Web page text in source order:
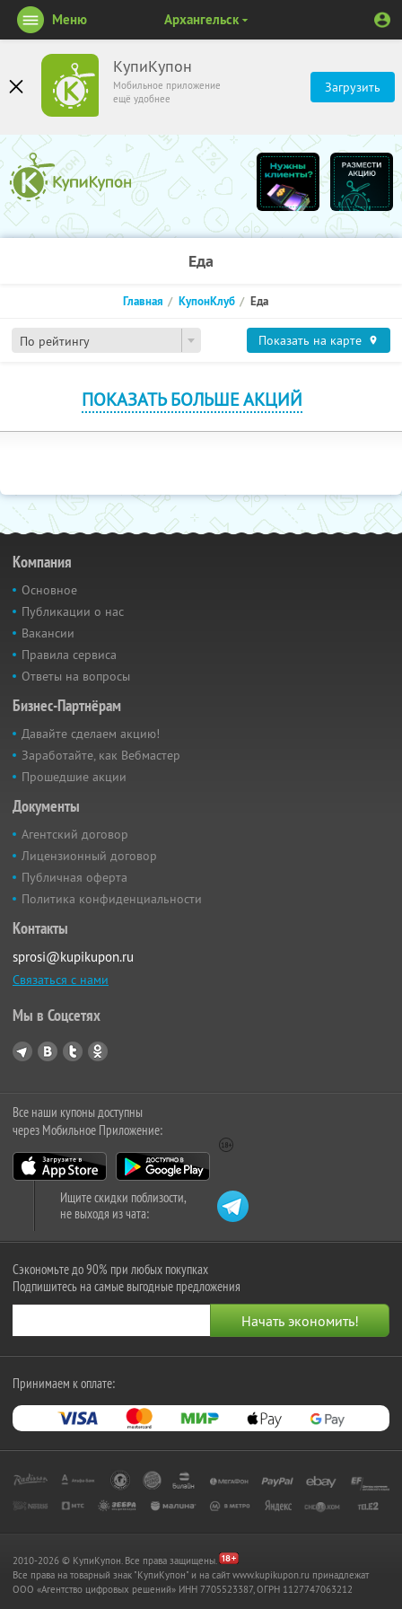
КупиКупон
Мобильное приложение
ещё удобнее
Загрузить
Меню Архангельск
Еда
По рейтингу
Главная КупонКлуб Еда
Показать на карте
ПОКАЗАТЬ БОЛЬШЕ АКЦИЙ
Компания
Основное
Публикации о нас
Вакансии
Правила сервиса
Ответы на вопросы
Бизнес-Партнёрам
Давайте сделаем акцию!
Заработайте, как Вебмастер
Прошедшие акции
Документы
Агентский договор
Лицензионный договор
Публичная оферта
Политика конфиденциальности
Контакты
sprosi@kupikupon.ru
Связаться с нами
Мы в Соцсетях
Все наши купоны доступны
через Мобильное Приложение:
Ищите скидки поблизости,
не выходя из чата:
Сэкономьте до 90% при любых покупках
Подпишитесь на самые выгодные предложения
Принимаем к оплате:
2010-2026 © КупиКупон. Все права защищены.
Все права на товарный знак "КупиКупон" и на сайт www.kupikupon.ru принадлежат
OOO «Агентство цифровых решений» ИНН 7705523387, ОГРН 1127747063212